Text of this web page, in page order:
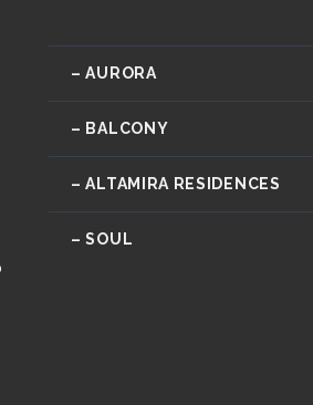
– AURORA
– BALCONY
– ALTAMIRA RESIDENCES
– SOUL